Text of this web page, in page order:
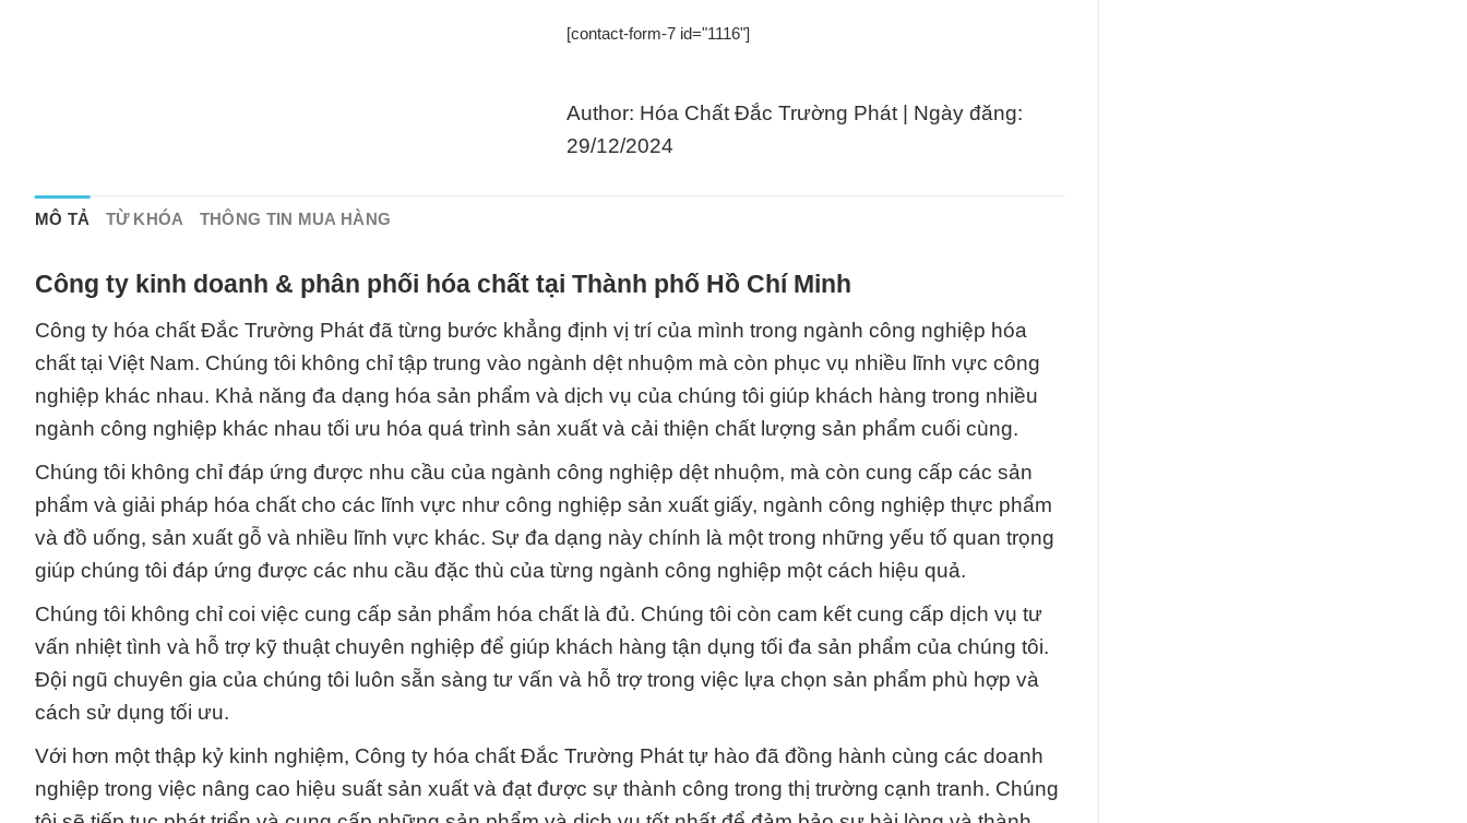
[contact-form-7 id="1116"]
Author: Hóa Chất Đắc Trường Phát | Ngày đăng:
29/12/2024
MÔ TẢ TỪ KHÓA THÔNG TIN MUA HÀNG
Công ty kinh doanh & phân phối hóa chất tại Thành phố Hồ Chí Minh
Công ty hóa chất Đắc Trường Phát đã từng bước khẳng định vị trí của mình trong ngành công nghiệp hóa
chất tại Việt Nam. Chúng tôi không chỉ tập trung vào ngành dệt nhuộm mà còn phục vụ nhiều lĩnh vực công
nghiệp khác nhau. Khả năng đa dạng hóa sản phẩm và dịch vụ của chúng tôi giúp khách hàng trong nhiều
ngành công nghiệp khác nhau tối ưu hóa quá trình sản xuất và cải thiện chất lượng sản phẩm cuối cùng.
Chúng tôi không chỉ đáp ứng được nhu cầu của ngành công nghiệp dệt nhuộm, mà còn cung cấp các sản
phẩm và giải pháp hóa chất cho các lĩnh vực như công nghiệp sản xuất giấy, ngành công nghiệp thực phẩm
và đồ uống, sản xuất gỗ và nhiều lĩnh vực khác. Sự đa dạng này chính là một trong những yếu tố quan trọng
giúp chúng tôi đáp ứng được các nhu cầu đặc thù của từng ngành công nghiệp một cách hiệu quả.
Chúng tôi không chỉ coi việc cung cấp sản phẩm hóa chất là đủ. Chúng tôi còn cam kết cung cấp dịch vụ tư
vấn nhiệt tình và hỗ trợ kỹ thuật chuyên nghiệp để giúp khách hàng tận dụng tối đa sản phẩm của chúng tôi.
Đội ngũ chuyên gia của chúng tôi luôn sẵn sàng tư vấn và hỗ trợ trong việc lựa chọn sản phẩm phù hợp và
cách sử dụng tối ưu.
Với hơn một thập kỷ kinh nghiệm, Công ty hóa chất Đắc Trường Phát tự hào đã đồng hành cùng các doanh
nghiệp trong việc nâng cao hiệu suất sản xuất và đạt được sự thành công trong thị trường cạnh tranh. Chúng